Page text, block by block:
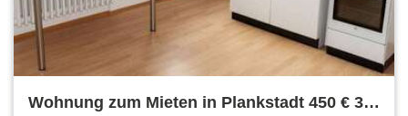
Wohnung zum Mieten in Plankstadt 450 € 35